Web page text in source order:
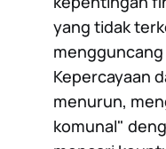
yang tidak
Kepercayaan
menurun,
komunal"